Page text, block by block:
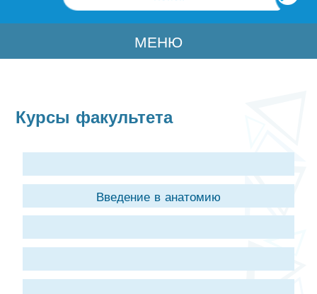
МЕНЮ
Курсы факультета
Введение в анатомию